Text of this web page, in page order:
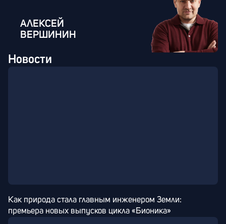
АЛЕКСЕЙ
ВЕРШИНИН
Новости
Как природа стала главным инженером Земли:
премьера новых выпусков цикла «Бионика»